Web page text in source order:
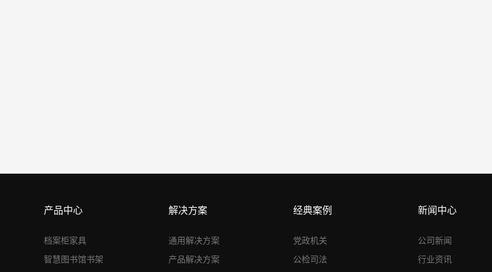
产品中心
档案柜家具
智慧图书馆书架
解决方案
通用解决方案
产品解决方案
经典案例
党政机关
公检司法
新闻中心
公司新闻
行业资讯